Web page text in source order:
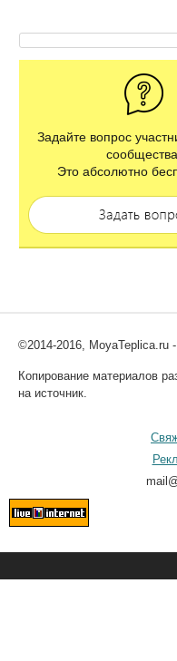
Задайте вопрос
Это абсолютно
©2014-2016, MoyaTeplica.ru
Копирование материалов
на источник.